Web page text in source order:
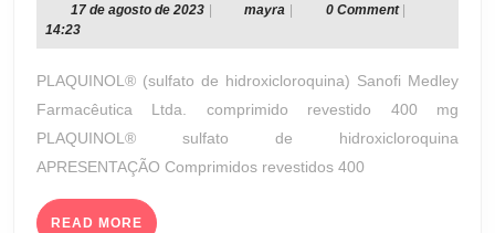
17 de agosto de 202317
agosto
2023
mayra mayra 0 Comment
14:23
PLAQUINOL® (sulfato de hidroxicloroquina) Sanofi Medley
Farmacêutica Ltda. comprimido revestido 400 mg
PLAQUINOL® sulfato de hidroxicloroquina
APRESENTAÇÃO Comprimidos revestidos 400
READ MORE READ